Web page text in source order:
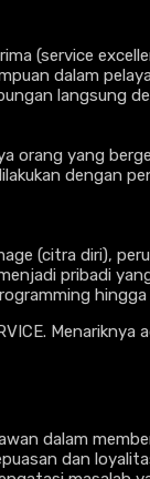
(service
dalam
langsung
orang yang
dengan
(citra diri),
pribadi
Menariknya
dalam
dan